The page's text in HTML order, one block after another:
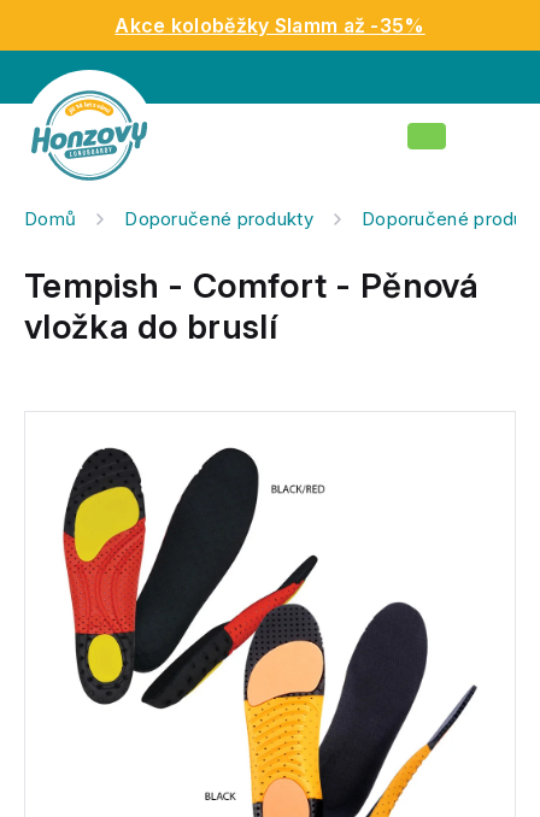
obsah
Akce koloběžky Slamm až -35%
Nákupní
Domů Doporučené produkty Doporučené
Tempish - Comfort - Pěnová
vložka do bruslí